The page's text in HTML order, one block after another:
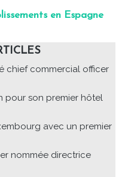
en Espagne
chief commercial officer
pour son premier hôtel
avec un premier
nommée directrice